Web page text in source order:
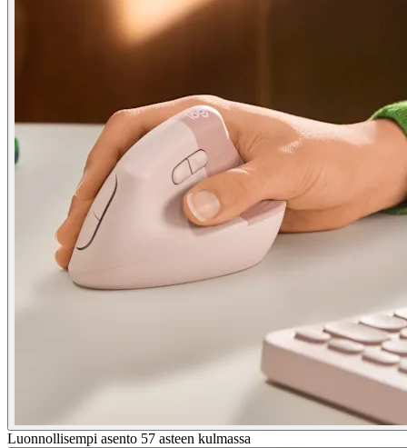
Luonnollisempi asento 57 asteen kulmassa